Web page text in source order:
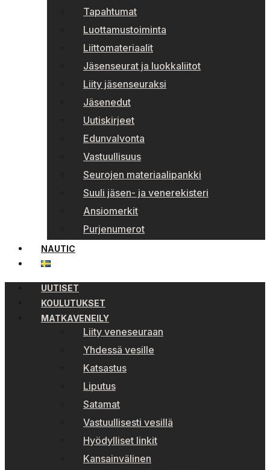
Tapahtumat
Luottamustoiminta
Liittomateriaalit
Jäsenseurat ja luokkaliitot
Liity jäsenseuraksi
Jäsenedut
Uutiskirjeet
Edunvalvonta
Vastuullisuus
Seurojen materiaalipankki
Suuli jäsen- ja venerekisteri
Ansiomerkit
Purjenumerot
NAUTIC
UUTISET
KOULUTUKSET
MATKAVENEILY
Liity veneseuraan
Yhdessä vesille
Katsastus
Liputus
Satamat
Vastuullisesti vesillä
Hyödylliset linkit
Kansainvälinen